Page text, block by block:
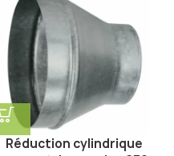
Réduction cylindrique